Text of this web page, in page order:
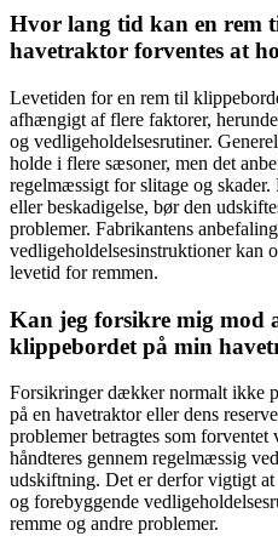
Hvor lang tid kan en rem
havetraktor forventes at
Levetiden for en rem til
afhængigt af flere faktorer,
og vedligeholdelsesrutiner.
holde i flere sæsoner, men det
regelmæssigt for slitage og
eller beskadigelse, bør den
problemer. Fabrikantens
vedligeholdelsesinstruktioner kan
levetid for remmen.
Kan jeg forsikre mig mod
klippebordet på min
Forsikringer dækker normalt ikke
på en havetraktor eller dens
problemer betragtes som forventet
håndteres gennem regelmæssig
udskiftning. Det er derfor vigtigt
og forebyggende
remme og andre problemer.